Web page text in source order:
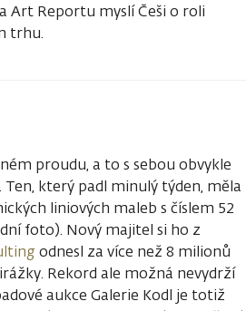
Art Reportu myslí Češi o roli
trhu.
proudu, a to s sebou obvykle
který padl minulý týden, měla
liniových maleb s číslem 52
foto). Nový majitel si ho z
odnesl za více než 8 milionů
Rekord ale možná nevydrží
aukce Galerie Kodl je totiž